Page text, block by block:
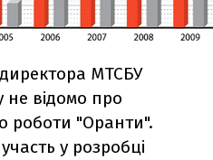
МТСБУ
не відомо про
роботи "Оранти".
у розробці